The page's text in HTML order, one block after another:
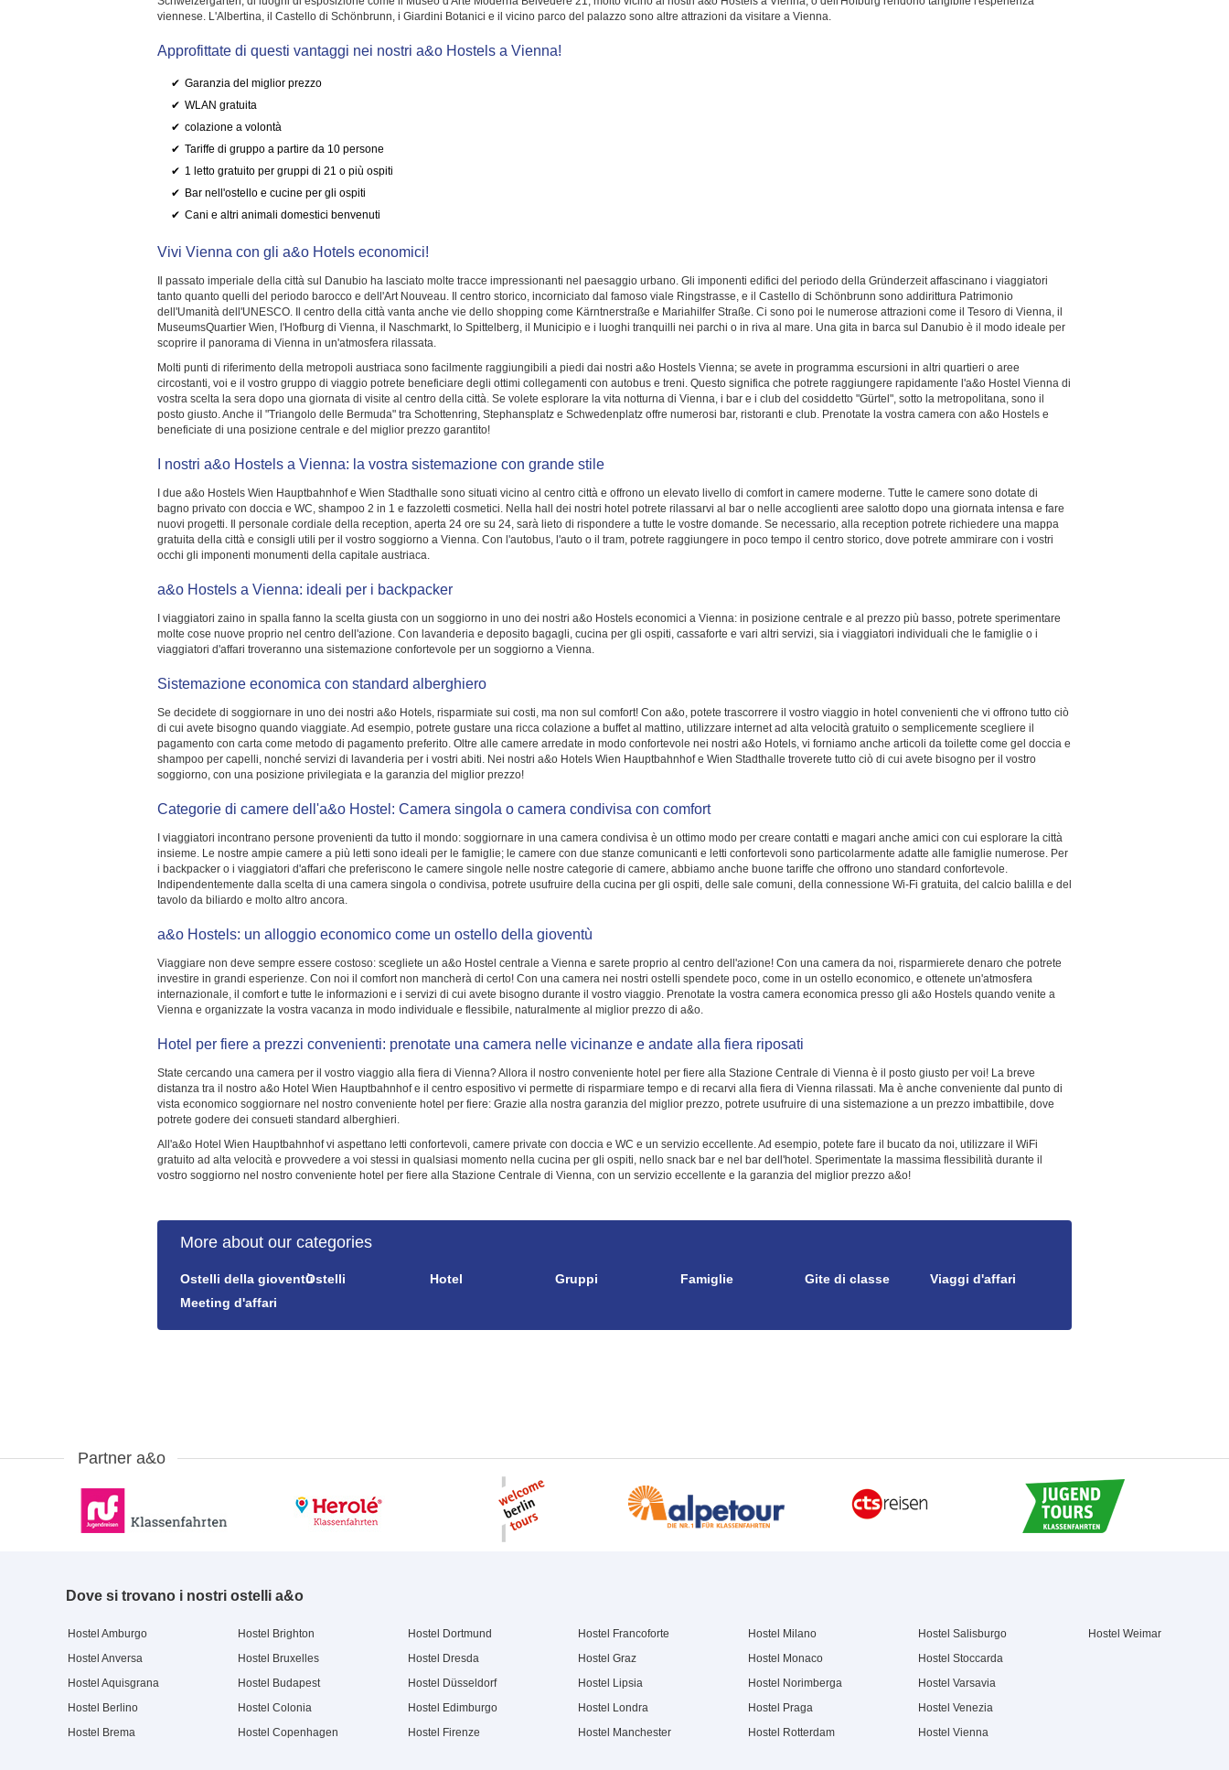
viennese. L'Albertina, il Castello di Schönbrunn, i Giardini Botanici e il vicino parco del palazzo sono altre attrazioni da visitare a Vienna.
Approfittate di questi vantaggi nei nostri a&o Hostels a Vienna!
Garanzia del miglior prezzo
WLAN gratuita
colazione a volontà
Tariffe di gruppo a partire da 10 persone
1 letto gratuito per gruppi di 21 o più ospiti
Bar nell'ostello e cucine per gli ospiti
Cani e altri animali domestici benvenuti
Vivi Vienna con gli a&o Hotels economici!
Il passato imperiale della città sul Danubio ha lasciato molte tracce impressionanti nel paesaggio urbano. Gli imponenti edifici del periodo della Gründerzeit affascinano i viaggiatori
tanto quanto quelli del periodo barocco e dell'Art Nouveau. Il centro storico, incorniciato dal famoso viale Ringstrasse, e il Castello di Schönbrunn sono addirittura Patrimonio
dell'Umanità dell'UNESCO. Il centro della città vanta anche vie dello shopping come Kärntnerstraße e Mariahilfer Straße. Ci sono poi le numerose attrazioni come il Tesoro di Vienna, il
MuseumsQuartier Wien, l'Hofburg di Vienna, il Naschmarkt, lo Spittelberg, il Municipio e i luoghi tranquilli nei parchi o in riva al mare. Una gita in barca sul Danubio è il modo ideale per
scoprire il panorama di Vienna in un'atmosfera rilassata.
Molti punti di riferimento della metropoli austriaca sono facilmente raggiungibili a piedi dai nostri a&o Hostels Vienna; se avete in programma escursioni in altri quartieri o aree
circostanti, voi e il vostro gruppo di viaggio potrete beneficiare degli ottimi collegamenti con autobus e treni. Questo significa che potrete raggiungere rapidamente l'a&o Hostel Vienna di
vostra scelta la sera dopo una giornata di visite al centro della città. Se volete esplorare la vita notturna di Vienna, i bar e i club del cosiddetto "Gürtel", sotto la metropolitana, sono il
posto giusto. Anche il "Triangolo delle Bermuda" tra Schottenring, Stephansplatz e Schwedenplatz offre numerosi bar, ristoranti e club. Prenotate la vostra camera con a&o Hostels e
beneficiate di una posizione centrale e del miglior prezzo garantito!
I nostri a&o Hostels a Vienna: la vostra sistemazione con grande stile
I due a&o Hostels Wien Hauptbahnhof e Wien Stadthalle sono situati vicino al centro città e offrono un elevato livello di comfort in camere moderne. Tutte le camere sono dotate di
bagno privato con doccia e WC, shampoo 2 in 1 e fazzoletti cosmetici. Nella hall dei nostri hotel potrete rilassarvi al bar o nelle accoglienti aree salotto dopo una giornata intensa e fare
nuovi progetti. Il personale cordiale della reception, aperta 24 ore su 24, sarà lieto di rispondere a tutte le vostre domande. Se necessario, alla reception potrete richiedere una mappa
gratuita della città e consigli utili per il vostro soggiorno a Vienna. Con l'autobus, l'auto o il tram, potrete raggiungere in poco tempo il centro storico, dove potrete ammirare con i vostri
occhi gli imponenti monumenti della capitale austriaca.
a&o Hostels a Vienna: ideali per i backpacker
I viaggiatori zaino in spalla fanno la scelta giusta con un soggiorno in uno dei nostri a&o Hostels economici a Vienna: in posizione centrale e al prezzo più basso, potrete sperimentare
molte cose nuove proprio nel centro dell'azione. Con lavanderia e deposito bagagli, cucina per gli ospiti, cassaforte e vari altri servizi, sia i viaggiatori individuali che le famiglie o i
viaggiatori d'affari troveranno una sistemazione confortevole per un soggiorno a Vienna.
Sistemazione economica con standard alberghiero
Se decidete di soggiornare in uno dei nostri a&o Hotels, risparmiate sui costi, ma non sul comfort! Con a&o, potete trascorrere il vostro viaggio in hotel convenienti che vi offrono tutto ciò
di cui avete bisogno quando viaggiate. Ad esempio, potrete gustare una ricca colazione a buffet al mattino, utilizzare internet ad alta velocità gratuito o semplicemente scegliere il
pagamento con carta come metodo di pagamento preferito. Oltre alle camere arredate in modo confortevole nei nostri a&o Hotels, vi forniamo anche articoli da toilette come gel doccia e
shampoo per capelli, nonché servizi di lavanderia per i vostri abiti. Nei nostri a&o Hotels Wien Hauptbahnhof e Wien Stadthalle troverete tutto ciò di cui avete bisogno per il vostro
soggiorno, con una posizione privilegiata e la garanzia del miglior prezzo!
Categorie di camere dell'a&o Hostel: Camera singola o camera condivisa con comfort
I viaggiatori incontrano persone provenienti da tutto il mondo: soggiornare in una camera condivisa è un ottimo modo per creare contatti e magari anche amici con cui esplorare la città
insieme. Le nostre ampie camere a più letti sono ideali per le famiglie; le camere con due stanze comunicanti e letti confortevoli sono particolarmente adatte alle famiglie numerose. Per
i backpacker o i viaggiatori d'affari che preferiscono le camere singole nelle nostre categorie di camere, abbiamo anche buone tariffe che offrono uno standard confortevole.
Indipendentemente dalla scelta di una camera singola o condivisa, potrete usufruire della cucina per gli ospiti, delle sale comuni, della connessione Wi-Fi gratuita, del calcio balilla e del
tavolo da biliardo e molto altro ancora.
a&o Hostels: un alloggio economico come un ostello della gioventù
Viaggiare non deve sempre essere costoso: scegliete un a&o Hostel centrale a Vienna e sarete proprio al centro dell'azione! Con una camera da noi, risparmierete denaro che potrete
investire in grandi esperienze. Con noi il comfort non mancherà di certo! Con una camera nei nostri ostelli spendete poco, come in un ostello economico, e ottenete un'atmosfera
internazionale, il comfort e tutte le informazioni e i servizi di cui avete bisogno durante il vostro viaggio. Prenotate la vostra camera economica presso gli a&o Hostels quando venite a
Vienna e organizzate la vostra vacanza in modo individuale e flessibile, naturalmente al miglior prezzo di a&o.
Hotel per fiere a prezzi convenienti: prenotate una camera nelle vicinanze e andate alla fiera riposati
State cercando una camera per il vostro viaggio alla fiera di Vienna? Allora il nostro conveniente hotel per fiere alla Stazione Centrale di Vienna è il posto giusto per voi! La breve
distanza tra il nostro a&o Hotel Wien Hauptbahnhof e il centro espositivo vi permette di risparmiare tempo e di recarvi alla fiera di Vienna rilassati. Ma è anche conveniente dal punto di
vista economico soggiornare nel nostro conveniente hotel per fiere: Grazie alla nostra garanzia del miglior prezzo, potrete usufruire di una sistemazione a un prezzo imbattibile, dove
potrete godere dei consueti standard alberghieri.
All'a&o Hotel Wien Hauptbahnhof vi aspettano letti confortevoli, camere private con doccia e WC e un servizio eccellente. Ad esempio, potete fare il bucato da noi, utilizzare il WiFi
gratuito ad alta velocità e provvedere a voi stessi in qualsiasi momento nella cucina per gli ospiti, nello snack bar e nel bar dell'hotel. Sperimentate la massima flessibilità durante il
vostro soggiorno nel nostro conveniente hotel per fiere alla Stazione Centrale di Vienna, con un servizio eccellente e la garanzia del miglior prezzo a&o!
More about our categories
Ostelli della gioventùOstelli Hotel Gruppi Famiglie Gite di classe
Viaggi d'affari
Meeting d'affari
Partner a&o
Dove si trovano i nostri ostelli a&o
Hostel Amburgo
Hostel Anversa
Hostel Aquisgrana
Hostel Berlino
Hostel Brema
Hostel Brighton
Hostel Bruxelles
Hostel Budapest
Hostel Colonia
Hostel Copenhagen
Hostel Dortmund
Hostel Dresda
Hostel Düsseldorf
Hostel Edimburgo
Hostel Firenze
Hostel Francoforte
Hostel Graz
Hostel Lipsia
Hostel Londra
Hostel Manchester
Hostel Milano
Hostel Monaco
Hostel Norimberga
Hostel Praga
Hostel Rotterdam
Hostel Salisburgo
Hostel Stoccarda
Hostel Varsavia
Hostel Venezia
Hostel Vienna
Hostel Weimar